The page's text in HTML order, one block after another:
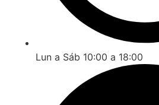
Lun a Sáb 10:00 a 18:00